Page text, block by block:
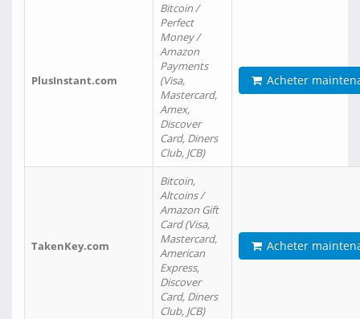
PlusInstant.com
Bitcoin /
Perfect
Money /
Amazon
Payments
(Visa,
Mastercard,
Amex,
Discover
Card, Diners
Club, JCB)
Acheter
TakenKey.com
Bitcoin,
Altcoins /
Amazon Gift
Card (Visa,
Mastercard,
American
Express,
Discover
Card, Diners
Club, JCB)
Acheter